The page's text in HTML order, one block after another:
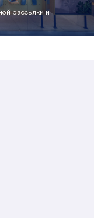
рассылки и